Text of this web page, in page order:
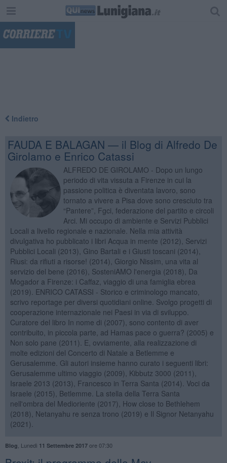
Indietro
FAUDA E BALAGAN — il Blog di Alfredo De
Girolamo e Enrico Catassi
ALFREDO DE GIROLAMO - Dopo un lungo
periodo di vita vissuta a Firenze in cui la
passione politica è diventata lavoro, sono
tornato a vivere a Pisa dove sono cresciuto tra
“Pantere”, Fgci, federazione del partito e circoli
Arci. Mi occupo di ambiente e Servizi Pubblici
Locali a livello regionale e nazionale. Nella mia attività
divulgativa ho pubblicato i libri Acqua in mente (2012), Servizi
Pubblici Locali (2013), Gino Bartali e i Giusti toscani (2014),
Riusi: da rifiuti a risorse! (2014), Giorgio Nissim, una vita al
servizio del bene (2016), SosteniAMO l'energia (2018), Da
Mogador a Firenze: i Caffaz, viaggio di una famiglia ebrea
(2019). ENRICO CATASSI - Storico e criminologo mancato,
scrivo reportage per diversi quotidiani online. Svolgo progetti di
cooperazione internazionale nei Paesi in via di sviluppo.
Curatore del libro In nome di (2007), sono contento di aver
contribuito, in piccola parte, ad Hamas pace o guerra? (2005) e
Non solo pane (2011). E, ovviamente, alla realizzazione di
molte edizioni del Concerto di Natale a Betlemme e
Gerusalemme. Gli autori insieme hanno curato i seguenti libri:
Gerusalemme ultimo viaggio (2009), Kibbutz 3000 (2011),
Israele 2013 (2013), Francesco in Terra Santa (2014). Voci da
Israele (2015), Betlemme. La stella della Terra Santa
nell'ombra del Medioriente (2017), How close to Bethlehem
(2018), Netanyahu re senza trono (2019) e Il Signor Netanyahu
(2021).
Blog Lunedì 11 Settembre 2017ore 07:30